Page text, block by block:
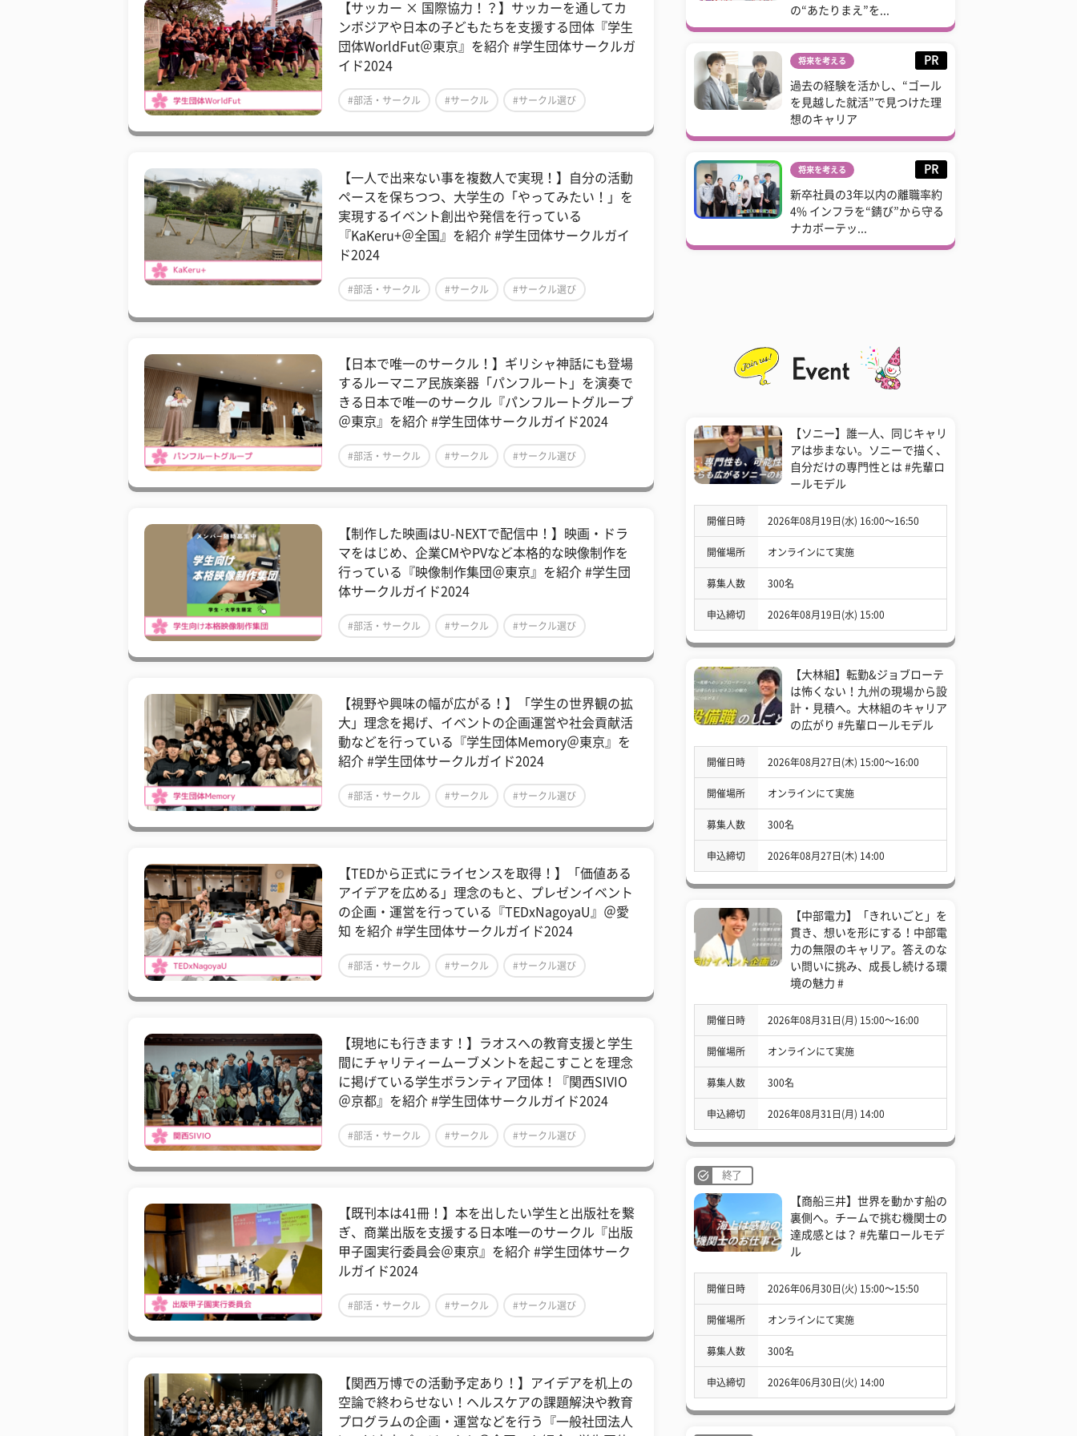
【サッカー × 国際協力！？】サッカーを通してカ
ンボジアや日本の子どもたちを支援する団体『学生
団体WorldFut​​＠東京』を紹介 #学生団体サークルガ
イド2024
#部活・サークル #サークル #サークル選び
【一人で出来ない事を複数人で実現！】自分の活動
ペースを保ちつつ、大学生の「やってみたい！」を
実現するイベント創出や発信を行っている
『KaKeru+＠全国』を紹介 #学生団体サークルガイ
ド2024
#部活・サークル #サークル #サークル選び
【日本で唯一のサークル！】ギリシャ神話にも登場
するルーマニア民族楽器「パンフルート」を演奏で
きる日本で唯一のサークル『パンフルートグループ​
＠東京』を紹介 #学生団体サークルガイド2024
#部活・サークル #サークル #サークル選び
【制作した映画はU-NEXTで配信中！】映画・ドラ
マをはじめ、企業CMやPVなど本格的な映像制作を
行っている『映像制作集団＠東京』を紹介 #学生団
体サークルガイド2024
#部活・サークル #サークル #サークル選び
【視野や興味の幅が広がる！】「学生の世界観の拡
大」理念を掲げ、イベントの企画運営や社会貢献活
動などを行っている『学生団体Memory​＠東京』を
紹介 #学生団体サークルガイド2024
#部活・サークル #サークル #サークル選び
【TEDから正式にライセンスを取得！】「価値ある
アイデアを広める」理念のもと、プレゼンイベント
の企画・運営を行っている『TEDxNagoyaU​』＠愛
知 を紹介 #学生団体サークルガイド2024
#部活・サークル #サークル #サークル選び
【現地にも行きます！】ラオスへの教育支援と学生
間にチャリティームーブメントを起こすことを理念
に掲げている学生ボランティア団体！『関西SIVIO
＠京都』を紹介 #学生団体サークルガイド2024
#部活・サークル #サークル #サークル選び
【既刊本は41冊！】本を出したい学生と出版社を繋
ぎ、商業出版を支援する日本唯一のサークル『出版
甲子園実行委員会＠東京』を紹介 #学生団体サーク
ルガイド2024
#部活・サークル #サークル #サークル選び
【関西万博での活動予定あり！】アイデアを机上の
空論で終わらせない！ヘルスケアの課題解決や教育
プログラムの企画・運営などを行う『一般社団法人
の“あたりまえ”を...
将来を考える PR
過去の経験を活かし、“ゴール
を見越した就活”で見つけた理
想のキャリア
将来を考える PR
新卒社員の3年以内の離職率約
4% インフラを“錆び”から守る
ナカボーテッ...
【ソニー】誰一人、同じキャリ
アは歩まない。ソニーで描く、
自分だけの専門性とは #先輩ロ
ールモデル
開催日時 2026年08月19日(水) 16:00〜16:50
開催場所 オンラインにて実施
募集人数 300名
申込締切 2026年08月19日(水) 15:00
【大林組】転勤&ジョブローテ
は怖くない！九州の現場から設
計・見積へ。大林組のキャリア
の広がり #先輩ロールモデル
開催日時 2026年08月27日(木) 15:00〜16:00
開催場所 オンラインにて実施
募集人数 300名
申込締切 2026年08月27日(木) 14:00
【中部電力】「きれいごと」を
貫き、想いを形にする！中部電
力の無限のキャリア。答えのな
い問いに挑み、成長し続ける環
境の魅力 #
開催日時 2026年08月31日(月) 15:00〜16:00
開催場所 オンラインにて実施
募集人数 300名
申込締切 2026年08月31日(月) 14:00
終了
【商船三井】世界を動かす船の
裏側へ。チームで挑む機関士の
達成感とは？ #先輩ロールモデ
ル
開催日時 2026年06月30日(火) 15:00〜15:50
開催場所 オンラインにて実施
募集人数 300名
申込締切 2026年06月30日(火) 14:00